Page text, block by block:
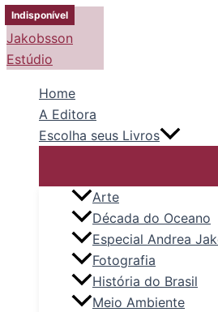
Ir
para
o
Home
A Editora
Escolha seus Livros
Arte
Década do Oceano
Especial Andrea
Fotografia
História do Brasil
Meio Ambiente
Indisponível
Indisponível
Indisponível
Indisponível